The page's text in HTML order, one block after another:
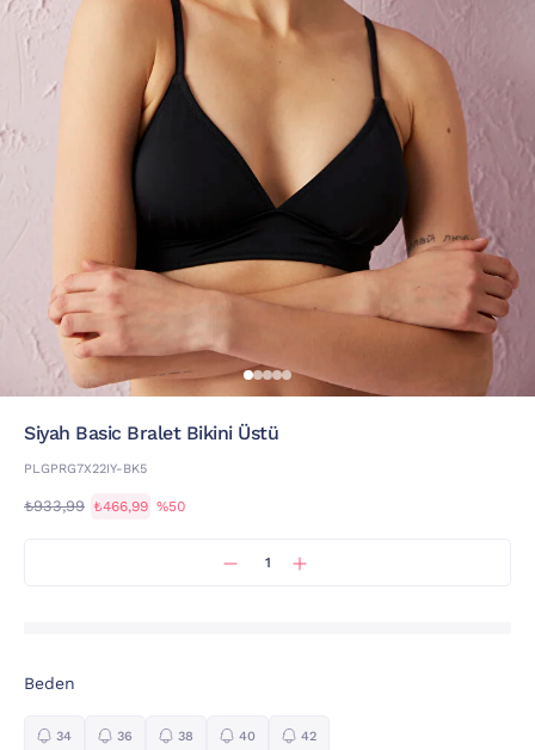
Siyah Basic Bralet Bikini Üstü
PLGPRG7X22IY-BK5
₺933,99 ₺466,99 %50
Beden
34 36 38 40 42